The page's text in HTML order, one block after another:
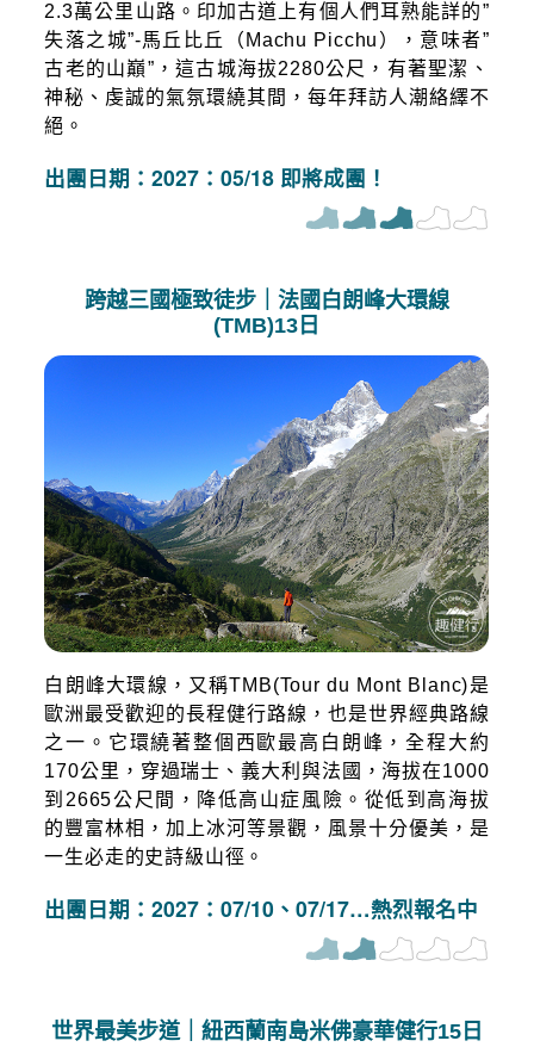
出團日期：2027：05/18 即將成團！
2.3萬公里山路。印加古道上有個人們耳熟能詳的”
失落之城”-馬丘比丘（Machu Picchu），意味者”
古老的山巔”，這古城海拔2280公尺，有著聖潔、
神秘、虔誠的氣氛環繞其間，每年拜訪人潮絡繹不
絕。
跨越三國極致徒步｜法國白朗峰大環線
(TMB)13日
出團日期：2027：07/10、07/17…熱烈報名中
白朗峰大環線，又稱TMB(Tour du Mont Blanc)是
歐洲最受歡迎的長程健行路線，也是世界經典路線
之一。它環繞著整個西歐最高白朗峰，全程大約
170公里，穿過瑞士、義大利與法國，海拔在1000
到2665公尺間，降低高山症風險。從低到高海拔
的豐富林相，加上冰河等景觀，風景十分優美，是
一生必走的史詩級山徑。
世界最美步道｜紐西蘭南島米佛豪華健行15日